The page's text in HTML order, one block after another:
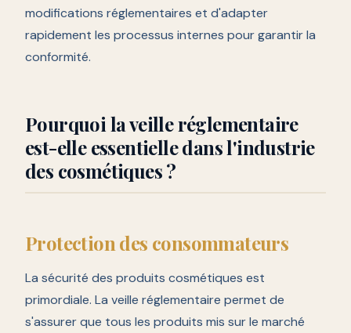
modifications réglementaires et d'adapter
rapidement les processus internes pour garantir la
conformité.
Pourquoi la veille réglementaire
est-elle essentielle dans l'industrie
des cosmétiques ?
Protection des consommateurs
La sécurité des produits cosmétiques est
primordiale. La veille réglementaire permet de
s'assurer que tous les produits mis sur le marché